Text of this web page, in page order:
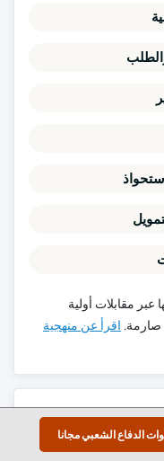
الدفاع الشعبي مجانا
مقابلات أولية
صارمة. اقرأ عن منهجية